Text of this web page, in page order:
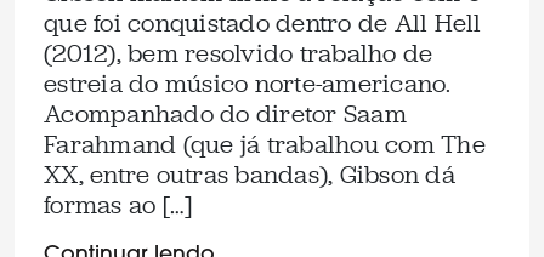
que foi conquistado dentro de All Hell
(2012), bem resolvido trabalho de
estreia do músico norte-americano.
Acompanhado do diretor Saam
Farahmand (que já trabalhou com The
XX, entre outras bandas), Gibson dá
formas ao […]